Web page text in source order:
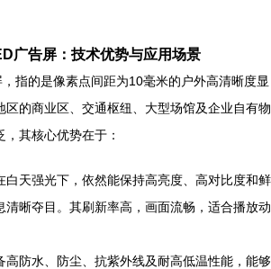
广告屏：技术优势与应用场景
指的是像素点间距为10毫米的户外高清晰度显
区的商业区、交通枢纽、大型场馆及企业自有物
其核心优势在于：
白天强光下，依然能保持高亮度、高对比度和鲜
清晰夺目。其刷新率高，画面流畅，适合播放动
高防水、防尘、抗紫外线及耐高低温性能，能够